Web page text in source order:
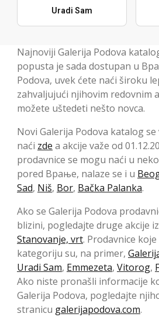
Uradi Sam
Najnoviji Galerija Podova
popusta je sada dostupan u
Podova, uvek ćete naći široku
zahvaljujući njihovim redovnim
možete uštedeti nešto novca.
Novi Galerija Podova katalog se
naći zde a akcije važe od
prodavnice se mogu naći u
pored Врање, nalaze se i u
Sad, Niš, Bor, Bačka Palanka.
Ako se Galerija Podova
blizini, pogledajte druge akcije
Stanovanje, vrt. Prodavnice
kategoriju su, na primer,
Uradi Sam, Emmezeta, Vitorog,
Ako niste pronašli informacije
Galerija Podova, pogledajte
stranicu galerijapodova.com.